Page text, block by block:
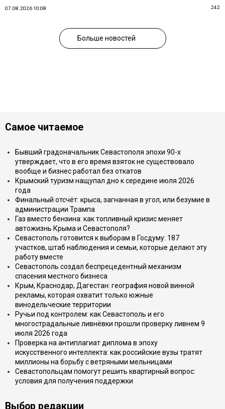
07.08.2026 10:08 242
Больше новостей
Самое читаемое
Бывший градоначальник Севастополя эпохи 90-х
утверждает, что в его время взяток не существовало
вообще и бизнес работал без откатов
Крымский туризм нащупал дно к середине июля 2026
года
Финальный отсчёт: крыса, загнанная в угол, или безумие в
администрации Трампа
Газ вместо бензина: как топливный кризис меняет
автожизнь Крыма и Севастополя?
Севастополь готовится к выборам в Госдуму: 187
участков, штаб наблюдения и семьи, которые делают эту
работу вместе
Севастополь создал беспрецедентный механизм
спасения местного бизнеса
Крым, Краснодар, Дагестан: география новой винной
рекламы, которая охватит только южные
винодельческие территории
Ручьи под контролем: как Севастополь и его
многострадальные ливнёвки прошли проверку ливнем 9
июля 2026 года
Проверка на антиплагиат диплома в эпоху
искусственного интеллекта: как российские вузы тратят
миллионы на борьбу с ветряными мельницами
Севастопольцам помогут решить квартирный вопрос:
условия для получения поддержки
Выбор редакции